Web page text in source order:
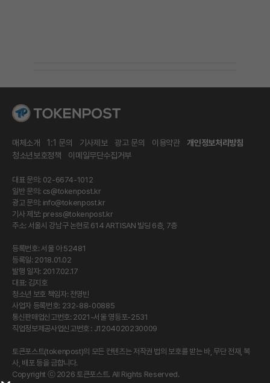
매체소개 1:1 문의 기사제보 광고 문의 이용약관
개인정보처리방침
청소년보호정책
이메일무단수집거부
대표 문의: 02-6674-1012
일반 문의: cs@tokenpost.kr
광고 문의: info@tokenpost.kr
기사 제보: press@tokenpost.kr
주소: 서울시 강남구 논현로 614 ARTISAN 빌딩 6층, 7층
등록번호: 서울 아 52481
등록일: 2018.01.02
발행 일자: 2017.02.17
대표: 김지호
청소년 보호 책임자: 전영빈
사업자 등록번호: 232-88-00885
통신판매업신고번호: 2021-서울 영등포-2531
직업정보제공사업신고번호 : J1204020230009
토큰포스트(tokenpost)의 모든 컨텐츠는 저작권 법의 보호를 받는 바, 무단 전재, 복
사, 배포 등을 금합니다.
Copyright ⓒ 2026 토큰포스트. All Rights Reserved.